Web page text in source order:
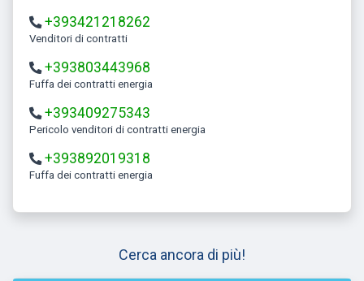
+393421218262
Venditori di contratti
+393803443968
Fuffa dei contratti energia
+393409275343
Pericolo venditori di contratti energia
+393892019318
Fuffa dei contratti energia
Cerca ancora di più!